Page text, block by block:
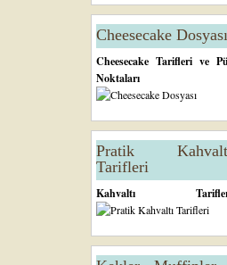
Cheesecake Dosyası
Cheesecake Tarifleri ve
Noktaları
Pratik
Tarifleri
Kahvaltı